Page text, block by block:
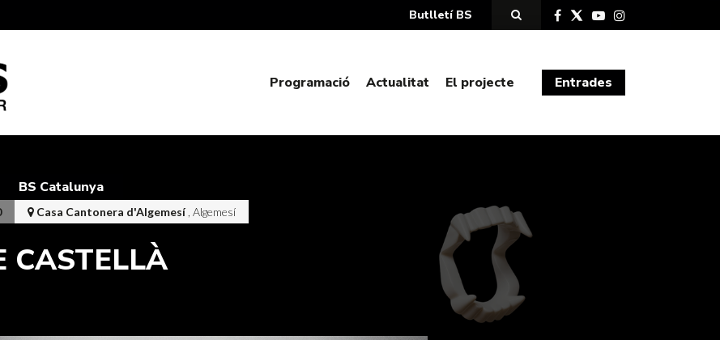
Butlletí BS
Programació Actualitat El projecte Entrades
BS Catalunya
Casa Cantonera d'Algemesí , Algemesí
CASTELLÀ